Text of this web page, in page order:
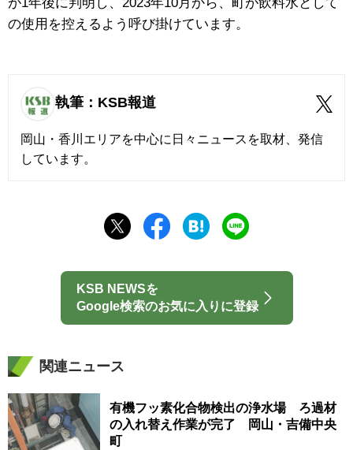
の使用を控えるよう呼び掛けています。
執筆：KSB報道
岡山・香川エリアを中心に日々ニュースを取材、発信
しています。
KSB NEWSを
Google検索のお気に入りに登録
関連ニュース
有機フッ素化合物検出の浄水場 ろ過材
の入れ替え作業が完了 岡山・吉備中央
町